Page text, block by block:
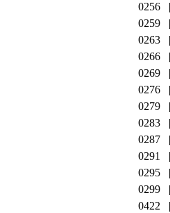
0256
0259
0263
0266
0269
0276
0279
0283
0287
0291
0295
0299
0422